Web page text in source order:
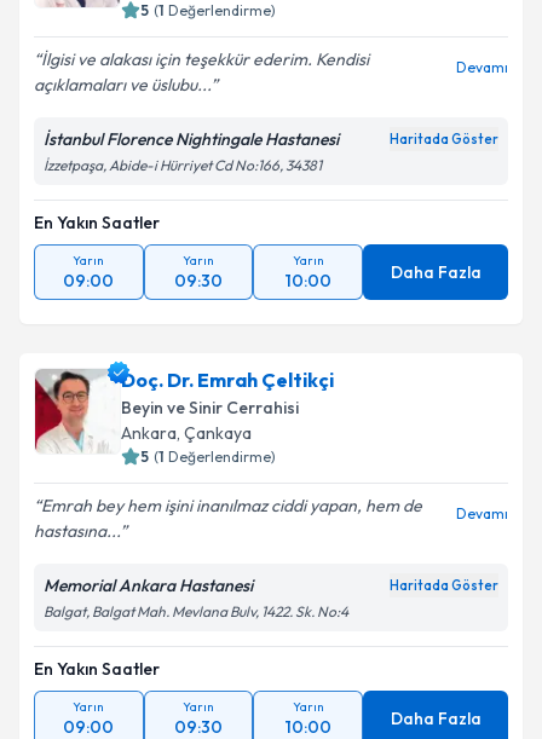
5 (1 Değerlendirme)
İlgisi ve alakası için teşekkür ederim. Kendisi
açıklamaları ve üslubu...
Devamı
İstanbul Florence Nightingale Hastanesi Haritada Göster
İzzetpaşa, Abide-i Hürriyet Cd No:166, 34381
En Yakın Saatler
Yarın
09:00
Yarın
09:30
Yarın
10:00 Daha Fazla
Doç. Dr. Emrah Çeltikçi
Beyin ve Sinir Cerrahisi
Ankara, Çankaya
5 (1 Değerlendirme)
Emrah bey hem işini inanılmaz ciddi yapan, hem de
hastasına...
Devamı
Memorial Ankara Hastanesi Haritada Göster
Balgat, Balgat Mah. Mevlana Bulv, 1422. Sk. No:4
En Yakın Saatler
Yarın
09:00
Yarın
09:30
Yarın
10:00 Daha Fazla